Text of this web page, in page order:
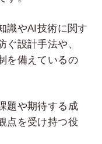
識やAI技術に関す
ぐ設計手法や、
を備えているの
題や期待する成
点を受け持つ役